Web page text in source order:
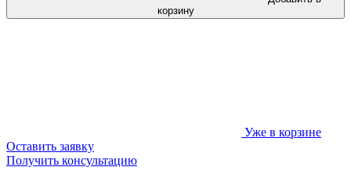
корзину
Уже в корзине
Оставить заявку
Получить консультацию